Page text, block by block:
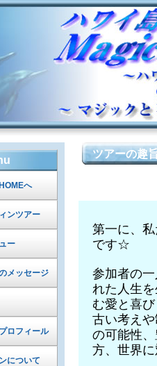
ツアーの趣
第一に、
です☆
参加者の
れた人生
む愛と喜
古い考え
の可能性
方、世界
へ
ンツアー
ー
メッセージ
ロフィール
について